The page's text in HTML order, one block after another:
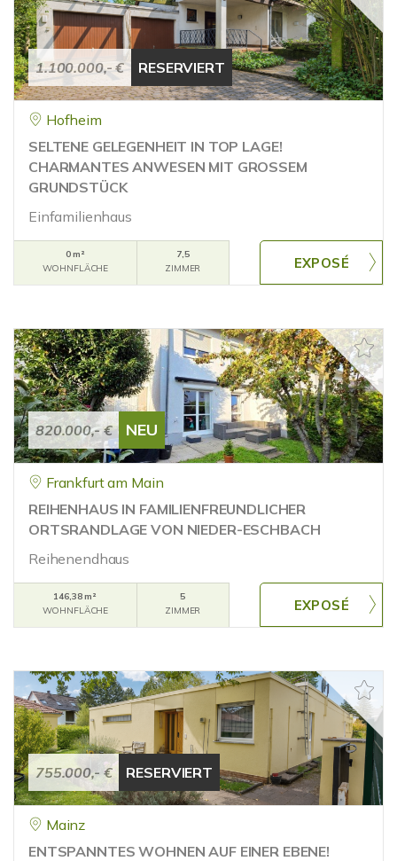
1.100.000,- € RESERVIERT
Hofheim
SELTENE GELEGENHEIT IN TOP LAGE!
CHARMANTES ANWESEN MIT GROSSEM
GRUNDSTÜCK
Einfamilienhaus
0 m²
WOHNFLÄCHE
7,5
ZIMMER
820.000,- € NEU
Frankfurt am Main
REIHENHAUS IN FAMILIENFREUNDLICHER
ORTSRANDLAGE VON NIEDER-ESCHBACH
Reihenendhaus
146,38 m²
WOHNFLÄCHE
5
ZIMMER
755.000,- € RESERVIERT
Mainz
ENTSPANNTES WOHNEN AUF EINER EBENE!